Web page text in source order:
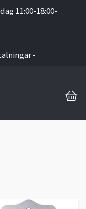
11:00-18:00-
-